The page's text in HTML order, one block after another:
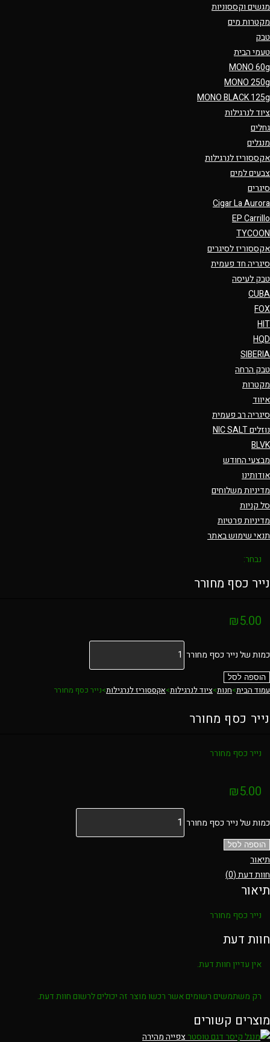
מגשים וקססוניות
מקטרות מים
טבק
טעמי הבית
MONO 60g
MONO 250g
MONO BLACK 125g
ציוד לנרגילות
גחלים
מנגלים
אקססוריז לנרגילות
צבעים למים
סיגרים
Cigar La Aurora
EP Carrillo
TYCOON
אקססוריז לסיגרים
סיגריה חד פעמית
טבק לעיסה
CUBA
FOX
HIT
HQD
SIBERIA
טבק הרחה
מקטרות
איווד
סיגריה רב פעמית
נוזלים NIC SALT
BLVK
מבצעי החודש
אודותינו
מדיניות משלוחים
סל קניות
מדיניות פרטיות
תנאי שימוש באתר
נבחר:
נייר כסף מחורר
₪5.00
כמות של נייר כסף מחורר
הוספה לסל
עמוד הבית>חנות>ציוד לנרגילות>אקססוריז לנרגילות>נייר כסף מחורר
נייר כסף מחורר
נייר כסף מחורר
₪5.00
כמות של נייר כסף מחורר
הוספה לסל
תיאור
חוות דעת (0)
תיאור
נייר כסף מחורר
חוות דעת
אין עדיין חוות דעת.
רק משתמשים רשומים אשר רכשו מוצר זה יכולים לרשום חוות דעת.
מוצרים קשורים
צפייה מהירה